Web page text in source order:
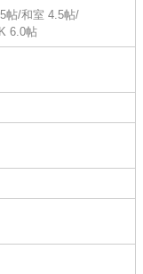
帖/和室 4.5帖/
6.0帖